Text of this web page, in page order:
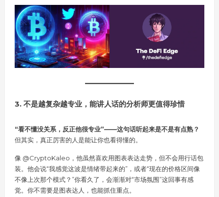
3. 不是越复杂越专业，能讲人话的分析师更值得珍惜
“看不懂没关系，反正他很专业”——这句话听起来是不是有点熟？
但其实，真正厉害的人是能让你也看得懂的。
像 @CryptoKaleo，他虽然喜欢用图表表达走势，但不会用行话包
装。他会说“我感觉这波是情绪带起来的”，或者“现在的价格区间像
不像上次那个模式？”你看久了，会渐渐对“市场氛围”这回事有感
觉。你不需要是图表达人，也能抓住重点。